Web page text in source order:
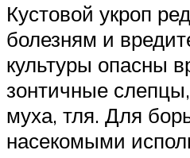
Кустовой укроп
болезням и
культуры опасны
зонтичные
муха, тля. Для
насекомыми